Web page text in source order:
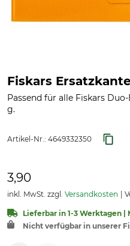
Fiskars
Passend für alle Fiskars
g.
Artikel-Nr.: 4649332350
3,90
inkl. MwSt. zzgl. Versandkosten
Lieferbar in 1-3 Werktagen |
Nicht verfügbar in unserer